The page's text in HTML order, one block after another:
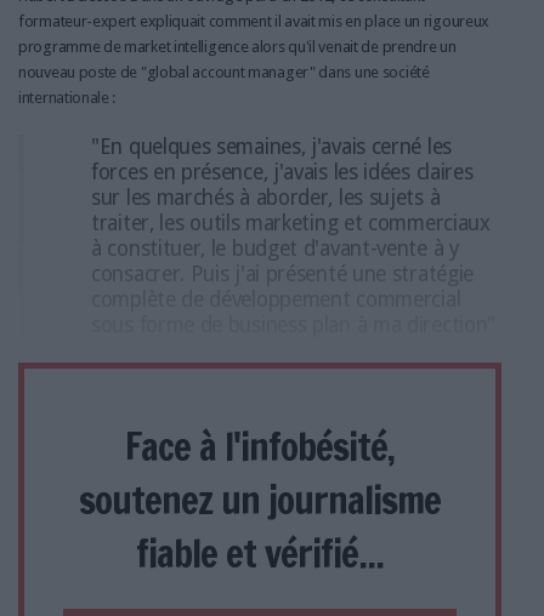
formateur-expert expliquait comment il avait mis en place un rigoureux
programme de market intelligence alors qu'il venait de prendre un
nouveau poste de "global account manager" dans une société
internationale :
"En quelques semaines, j'avais cerné les
forces en présence, j'avais les idées claires
sur les marchés à aborder, les sujets à
traiter, les outils marketing et commerciaux
à constituer, le budget d'avant-vente à y
consacrer. Puis j'ai présenté une stratégie
Face à l'infobésité,
soutenez un journalisme
fiable et vérifié...